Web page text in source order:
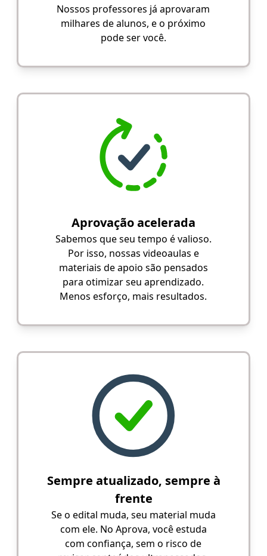
Nossos professores já aprovaram
milhares de alunos, e o próximo
pode ser você.
Aprovação acelerada
Sabemos que seu tempo é valioso.
Por isso, nossas videoaulas e
materiais de apoio são pensados
para otimizar seu aprendizado.
Menos esforço, mais resultados.
Sempre atualizado, sempre à
frente
Se o edital muda, seu material muda
com ele. No Aprova, você estuda
com confiança, sem o risco de